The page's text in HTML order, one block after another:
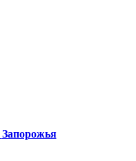
Запорожья